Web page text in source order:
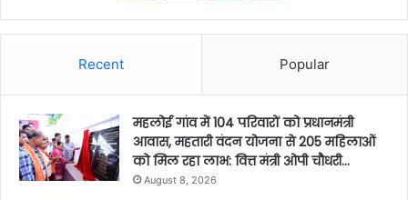
Recent Popular
महलोई गांव में 104 परिवारों को प्रधानमंत्री
आवास, महतारी वंदन योजना से 205 महिलाओं
को मिल रहा लाभ: वित्त मंत्री ओपी चौधरी…
August 8, 2026